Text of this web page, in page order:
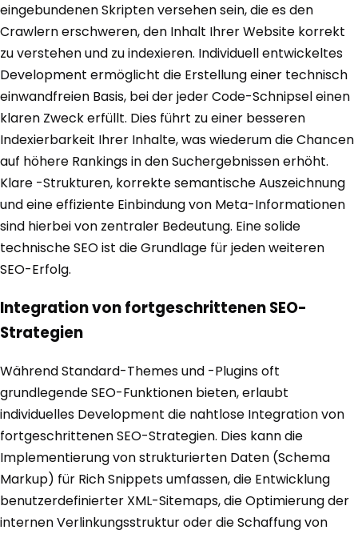
eingebundenen Skripten versehen sein, die es den
Crawlern erschweren, den Inhalt Ihrer Website korrekt
zu verstehen und zu indexieren. Individuell entwickeltes
Development ermöglicht die Erstellung einer technisch
einwandfreien Basis, bei der jeder Code-Schnipsel einen
klaren Zweck erfüllt. Dies führt zu einer besseren
Indexierbarkeit Ihrer Inhalte, was wiederum die Chancen
auf höhere Rankings in den Suchergebnissen erhöht.
Klare -Strukturen, korrekte semantische Auszeichnung
und eine effiziente Einbindung von Meta-Informationen
sind hierbei von zentraler Bedeutung. Eine solide
technische SEO ist die Grundlage für jeden weiteren
SEO-Erfolg.
Integration von fortgeschrittenen SEO-
Strategien
Während Standard-Themes und -Plugins oft
grundlegende SEO-Funktionen bieten, erlaubt
individuelles Development die nahtlose Integration von
fortgeschrittenen SEO-Strategien. Dies kann die
Implementierung von strukturierten Daten (Schema
Markup) für Rich Snippets umfassen, die Entwicklung
benutzerdefinierter XML-Sitemaps, die Optimierung der
internen Verlinkungsstruktur oder die Schaffung von